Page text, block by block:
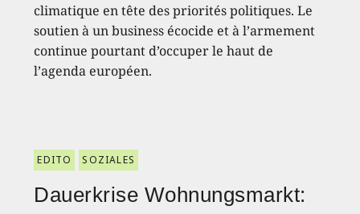
climatique en tête des priorités politiques. Le
soutien à un business écocide et à l’armement
continue pourtant d’occuper le haut de
l’agenda européen.
EDITO SOZIALES
Dauerkrise Wohnungsmarkt: